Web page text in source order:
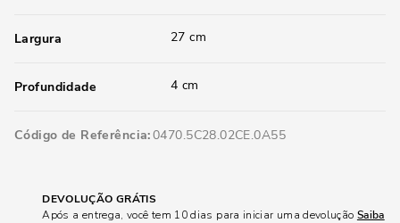
Largura 27 cm
Profundidade 4 cm
Código de Referência 0470.5C28.02CE.0A55
DEVOLUÇÃO GRÁTIS
Após a entrega, você tem 10 dias para iniciar uma devolução Saiba